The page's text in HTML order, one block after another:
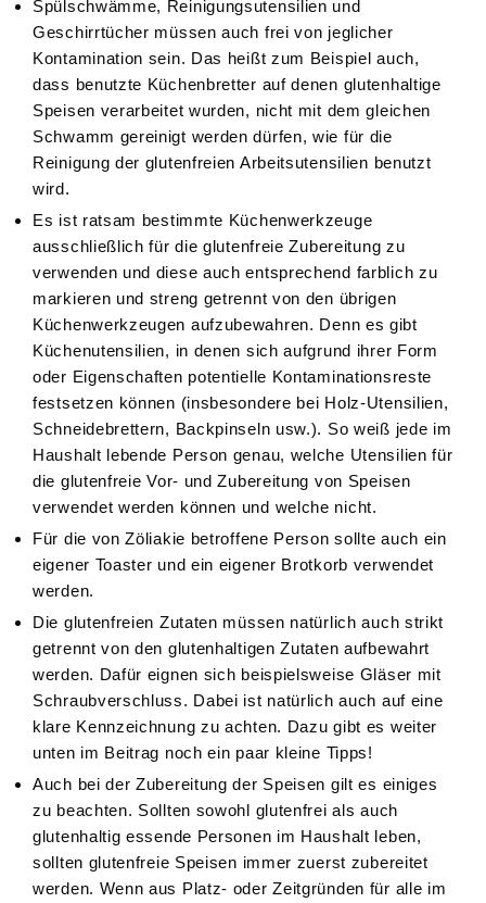
Spülschwämme, Reinigungsutensilien und
Geschirrtücher müssen auch frei von jeglicher
Kontamination sein. Das heißt zum Beispiel auch,
dass benutzte Küchenbretter auf denen glutenhaltige
Speisen verarbeitet wurden, nicht mit dem gleichen
Schwamm gereinigt werden dürfen, wie für die
Reinigung der glutenfreien Arbeitsutensilien benutzt
wird.
Es ist ratsam bestimmte Küchenwerkzeuge
ausschließlich für die glutenfreie Zubereitung zu
verwenden und diese auch entsprechend farblich zu
markieren und streng getrennt von den übrigen
Küchenwerkzeugen aufzubewahren. Denn es gibt
Küchenutensilien, in denen sich aufgrund ihrer Form
oder Eigenschaften potentielle Kontaminationsreste
festsetzen können (insbesondere bei Holz-Utensilien,
Schneidebrettern, Backpinseln usw.). So weiß jede im
Haushalt lebende Person genau, welche Utensilien für
die glutenfreie Vor- und Zubereitung von Speisen
verwendet werden können und welche nicht.
Für die von Zöliakie betroffene Person sollte auch ein
eigener Toaster und ein eigener Brotkorb verwendet
werden.
Die glutenfreien Zutaten müssen natürlich auch strikt
getrennt von den glutenhaltigen Zutaten aufbewahrt
werden. Dafür eignen sich beispielsweise Gläser mit
Schraubverschluss. Dabei ist natürlich auch auf eine
klare Kennzeichnung zu achten. Dazu gibt es weiter
unten im Beitrag noch ein paar kleine Tipps!
Auch bei der Zubereitung der Speisen gilt es einiges
zu beachten. Sollten sowohl glutenfrei als auch
glutenhaltig essende Personen im Haushalt leben,
sollten glutenfreie Speisen immer zuerst zubereitet
werden. Wenn aus Platz- oder Zeitgründen für alle im